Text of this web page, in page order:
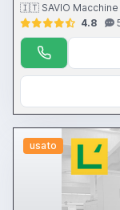
🇮🇹 SAVIO Macchine
4.8
usato